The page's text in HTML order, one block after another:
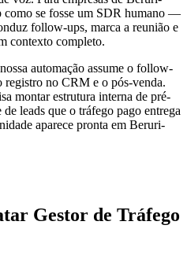
se fosse um SDR humano —
follow-ups, marca a reunião e
contexto completo.
automação assume o follow-
registro no CRM e o pós-venda.
montar estrutura interna de pré-
leads que o tráfego pago entrega
aparece pronta em Beruri-
Gestor de Tráfego